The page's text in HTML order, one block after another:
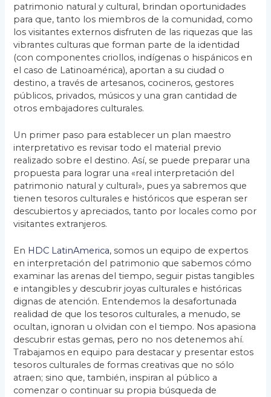
patrimonio natural y cultural, brindan oportunidades
para que, tanto los miembros de la comunidad, como
los visitantes externos disfruten de las riquezas que las
vibrantes culturas que forman parte de la identidad
(con componentes criollos, indígenas o hispánicos en
el caso de Latinoamérica), aportan a su ciudad o
destino, a través de artesanos, cocineros, gestores
públicos, privados, músicos y una gran cantidad de
otros embajadores culturales.
Un primer paso para establecer un plan maestro
interpretativo es revisar todo el material previo
realizado sobre el destino. Así, se puede preparar una
propuesta para lograr una «real interpretación del
patrimonio natural y cultural», pues ya sabremos que
tienen tesoros culturales e históricos que esperan ser
descubiertos y apreciados, tanto por locales como por
visitantes extranjeros.
En HDC LatinAmerica, somos un equipo de expertos
en interpretación del patrimonio que sabemos cómo
examinar las arenas del tiempo, seguir pistas tangibles
e intangibles y descubrir joyas culturales e históricas
dignas de atención. Entendemos la desafortunada
realidad de que los tesoros culturales, a menudo, se
ocultan, ignoran u olvidan con el tiempo. Nos apasiona
descubrir estas gemas, pero no nos detenemos ahí.
Trabajamos en equipo para destacar y presentar estos
tesoros culturales de formas creativas que no sólo
atraen; sino que, también, inspiran al público a
comenzar o continuar su propia búsqueda de